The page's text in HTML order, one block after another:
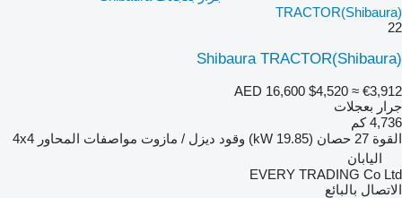
TRACTOR(Shibaura)
22
Shibaura TRACTOR(Shibaura)
AED 16,600 $4,520 ≈ €3,912
جرار بعجلات
4,736 كم
القوة 27 حصان (19.85 kW) وقود ديزل / مازوت مواصفات المحاور 4x4
اليابان
EVERY TRADING Co Ltd
الاتصال بالبائع